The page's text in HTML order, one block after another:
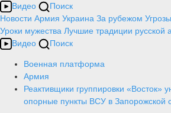
Видео
Поиск
Новости Армия Украина За рубежом Угрозы
Уроки мужества Лучшие традиции русской
Видео
Поиск
Военная платформа
Армия
Реактивщики группировки «Восток»
опорные пункты ВСУ в Запорожской